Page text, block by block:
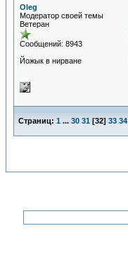
Oleg
Модератор своей темы
Ветеран
Сообщений: 8943
Йожык в нирване
Страниц: 1 ... 30 31 [32] 33 34